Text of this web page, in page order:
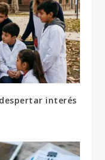
interés